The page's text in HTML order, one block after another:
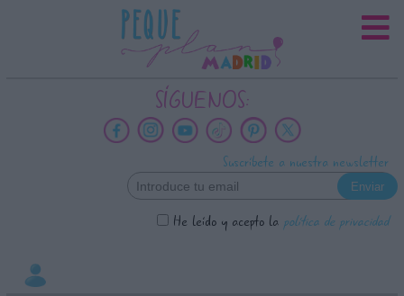
SÍGUENOS:
Suscríbete a nuestra newsletter
He leído y acepto la política de privacidad
INFORMACION SOBRE LA
PROTECCIÓN DE TUS DATOS
Datos tratados:
Información adicional